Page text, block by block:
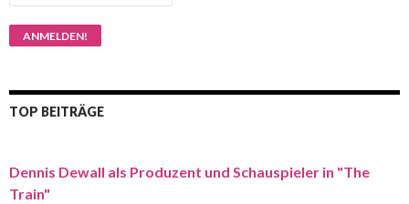
TOP BEITRÄGE
Dennis Dewall als Produzent und Schauspieler in "The
Train"